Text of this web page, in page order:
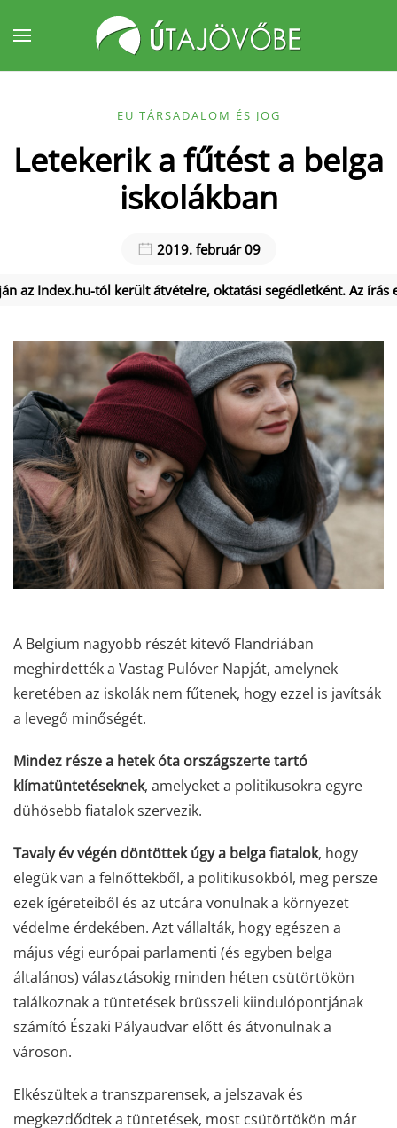
Fő tartalom átugrása
EU TÁRSADALOM ÉS JOG
Letekerik a fűtést a belga
iskolákban
2019. február 09
az Index.hu-tól került átvételre, oktatási segédletként. Az
A Belgium nagyobb részét kitevő Flandriában
meghirdették a Vastag Pulóver Napját, amelynek
keretében az iskolák nem fűtenek, hogy ezzel is javítsák
a levegő minőségét.
Mindez része a hetek óta országszerte tartó
klímatüntetéseknek, amelyeket a politikusokra egyre
dühösebb fiatalok szervezik.
Tavaly év végén döntöttek úgy a belga fiatalok, hogy
elegük van a felnőttekből, a politikusokból, meg persze
ezek ígéreteiből és az utcára vonulnak a környezet
védelme érdekében. Azt vállalták, hogy egészen a
május végi európai parlamenti (és egyben belga
általános) választásokig minden héten csütörtökön
találkoznak a tüntetések brüsszeli kiindulópontjának
számító Északi Pályaudvar előtt és átvonulnak a
városon.
Elkészültek a transzparensek, a jelszavak és
megkezdődtek a tüntetések, most csütörtökön már